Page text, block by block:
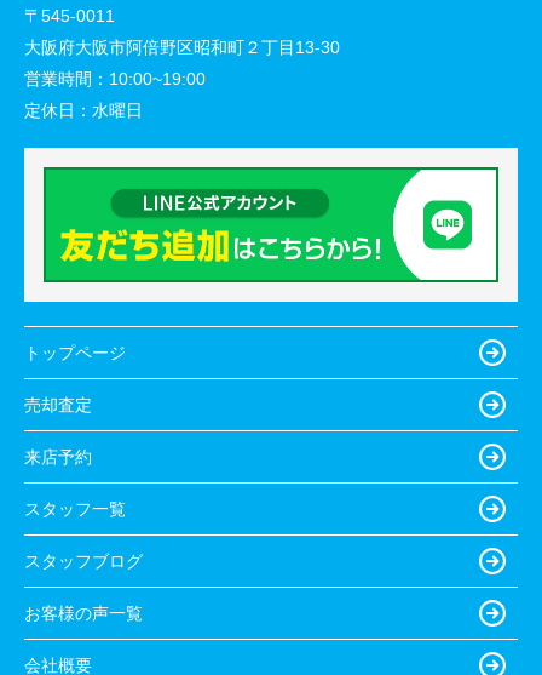
〒545-0011
大阪府大阪市阿倍野区昭和町２丁目13-30
営業時間： 10:00~19:00
定休日： 水曜日
トップページ
売却査定
来店予約
スタッフ一覧
スタッフブログ
お客様の声一覧
会社概要